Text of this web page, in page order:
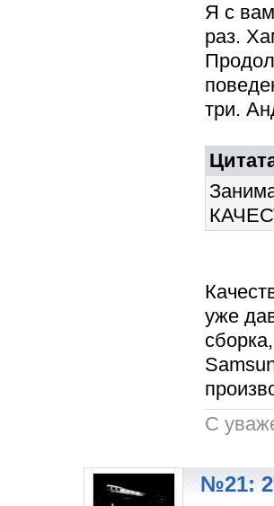
Я с
раз.
три.
уже
C
№21: